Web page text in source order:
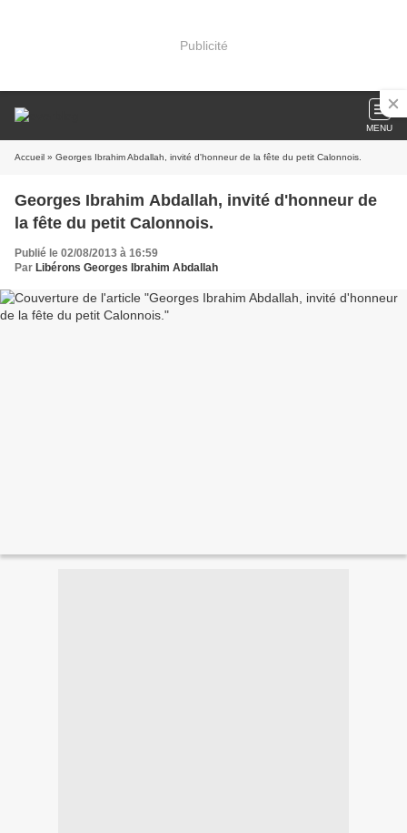
Publicité
MENU
Accueil » Georges Ibrahim Abdallah, invité d'honneur de la fête du petit Calonnois.
Georges Ibrahim Abdallah, invité d'honneur de
la fête du petit Calonnois.
Publié le 02/08/2013 à 16:59
Par Libérons Georges Ibrahim Abdallah